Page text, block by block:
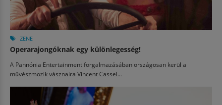
ZENE
Operarajongóknak egy különlegesség!
A Pannónia Entertainment forgalmazásában országosan kerül a
művészmozik vásznaira Vincent Cassel...